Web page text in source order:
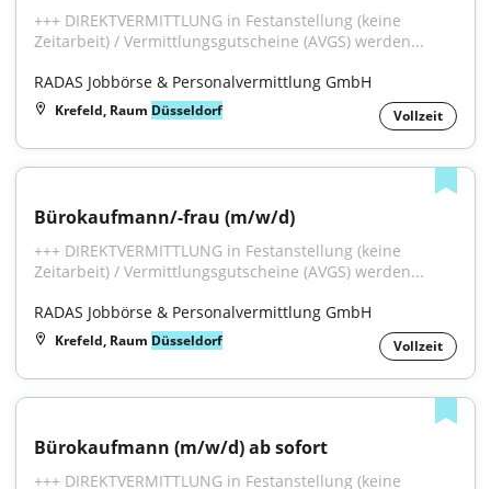
+++ DIREKTVERMITTLUNG in Festanstellung (keine
Zeitarbeit) / Vermittlungsgutscheine (AVGS) werden...
RADAS Jobbörse & Personalvermittlung GmbH
Krefeld, Raum Düsseldorf Vollzeit
Bürokaufmann/-frau (m/w/d)
+++ DIREKTVERMITTLUNG in Festanstellung (keine
Zeitarbeit) / Vermittlungsgutscheine (AVGS) werden...
RADAS Jobbörse & Personalvermittlung GmbH
Krefeld, Raum Düsseldorf Vollzeit
Bürokaufmann (m/w/d) ab sofort
+++ DIREKTVERMITTLUNG in Festanstellung (keine